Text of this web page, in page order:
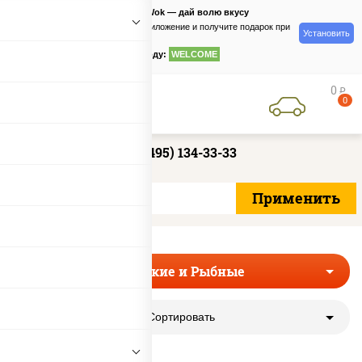
PizzaSushiWok — дай волю вкусу
Скачайте приложение и получите подарок при
по промокоду: WELCOME
Установить
0 руб
0
+7 (495) 134-33-33
Морские и Рыбные
Сортировать